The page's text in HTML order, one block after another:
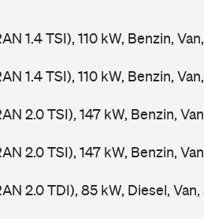
1.4 TSI), 110 kW, Benzin,
1.4 TSI), 110 kW, Benzin,
2.0 TSI), 147 kW, Benzin,
2.0 TSI), 147 kW, Benzin,
2.0 TDI), 85 kW, Diesel, Van,